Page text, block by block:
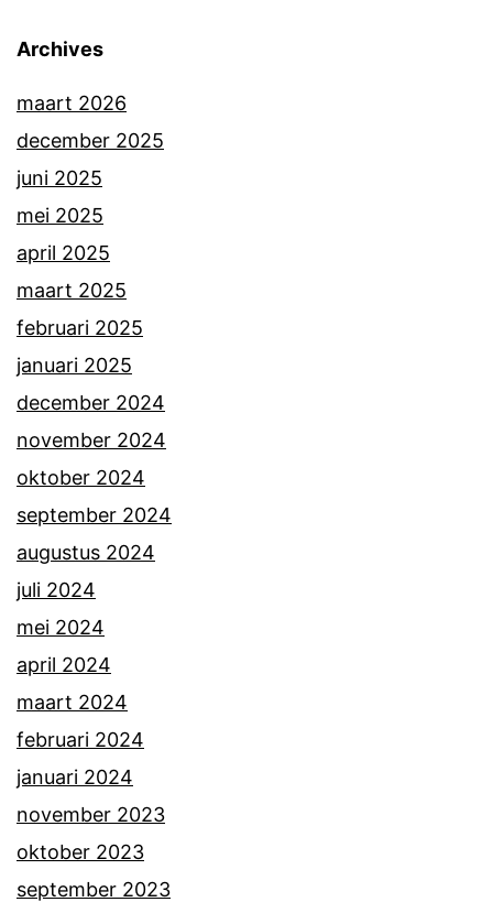
Archives
maart 2026
december 2025
juni 2025
mei 2025
april 2025
maart 2025
februari 2025
januari 2025
december 2024
november 2024
oktober 2024
september 2024
augustus 2024
juli 2024
mei 2024
april 2024
maart 2024
februari 2024
januari 2024
november 2023
oktober 2023
september 2023